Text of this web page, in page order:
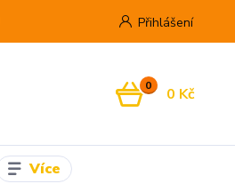
Přihlášení
0 0 Kč
Více